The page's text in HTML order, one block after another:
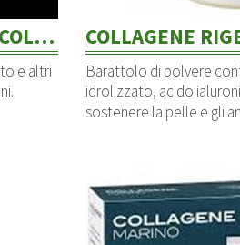
COLLAGENE RIGENERA ARTICOLAZIONI
e altri
COLLAGENE
Barattolo di polvere
idrolizzato, acido
sostenere la pelle e gli